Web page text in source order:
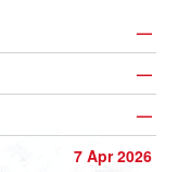
—
—
—
7 Apr 2026